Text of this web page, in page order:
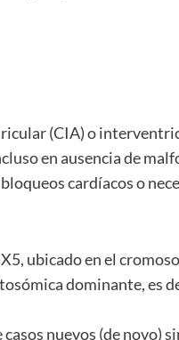
(CIA) o
en ausencia de
cardíacos o
ubicado en el
dominante, es
nuevos (de novo)